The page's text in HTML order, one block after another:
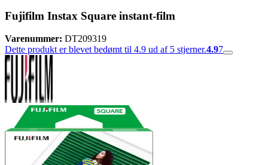
Fujifilm Instax Square instant-film
Varenummer: DT209319
Dette produkt er blevet bedømt til 4.9 ud af 5 stjerner.4.97